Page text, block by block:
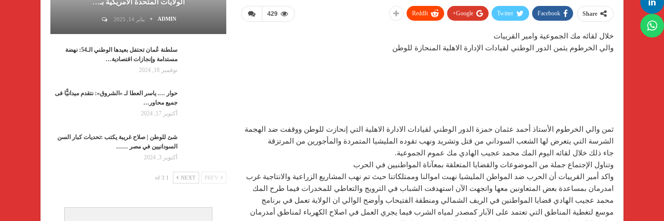
429 Share
Facebook
Twitter
Google+
ReddIt
خلال لقائه مك الجموعية وامير القرييات
والي الخرطوم يثمن الدور الوطني لقيادات الإدارة الاهلية المنحازة للوطن
ثمن والي الخرطوم الأستاذ أحمد عثمان حمزة الدور الوطني لقيادات الادارة الاهلية التي إنحازت للوطن ووقفت ضد الهجمة
الشرسة التي يتعرض لها الشعب السوداني من قتل وتشريد ونهب تقوده المليشيا المتمردة والمأجورين من المرتزقة
جاء ذلك خلال لقائه اليوم المك محمد عجيب الهادي مك عموم الجموعية.
وتناول الإجتماع جملة من الموضوعات والقضايا المتعلقة بمعآناة المواطنيين في الحرب
واكد أمير القرييات أن الحرب ضد المواطن المليشيا نهبت اموالنا وممتلكاتنا حيث تم نهب المشاريع الزراعية والانتاجية غرب
امدرمان بمساعدة بعض المتعاونين معها واتجهت الآن استهدفت الشباب في الترويج والتعاطي للمخدرات فيما طرح المك
محمد عجيب الهادي قضايا المواطنين في الريف الشمالي ومنطقة الفتيحاب وأوضح الوالي ان الولاية تعمل في برنامج
موسع لتغطية المناطق التي تعتمد على الآبار كمصدر لمياه الشرب فيما يجري العمل في اصلاح الكهرباء لمناطق أمدرمان
الولايات المتحدة الأمريكية بـ…
ADMIN يناير 14, 2025
سلطنة عُمان تحتفل بعيدها الوطني الـ54: نهضة
مستدامة وإنجازات اقتصادية…
نوفمبر 18, 2024
حوار …. ياسر العطا لـ «الشروق»: نتقدم ميدانيًّا فى
جميع محاور…
أكتوبر 17, 2024
شئ للوطن | صلاح غريبة يكتب :تحديات كبار السن
السودانيين في مصر ……
أكتوبر 3, 2024
NEXT
1 of 3